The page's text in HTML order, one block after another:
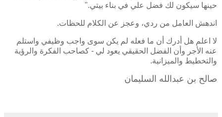
حينها سيكون لك فضل علي في بناء بيتي."
اندهش العامل من ردي، وعجز عن الكلام للحظات.
لا اعلم هل أدرك أن ما فعله لم يكن سوى واجب وظيفي واستلم
عنه الأجر وأن الفضل الحقيقي يعود لي - كصاحب الفكرة والرؤية
والتخطيط والميزانية.
صالح بن عبدالله السليمان